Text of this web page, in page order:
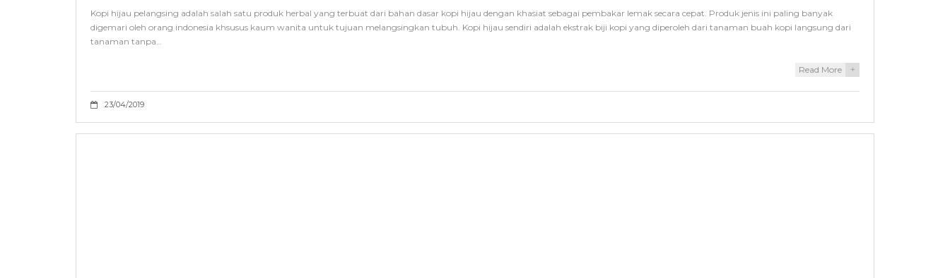
Kopi hijau pelangsing adalah salah satu produk herbal yang terbuat dari bahan dasar kopi hijau dengan khasiat sebagai pembakar lemak secara cepat. Produk jenis ini paling banyak
digemari oleh orang indonesia khsusus kaum wanita untuk tujuan melangsingkan tubuh. Kopi hijau sendiri adalah ekstrak biji kopi yang diperoleh dari tanaman buah kopi langsung dari
tanaman tanpa…
Read More +
23/04/2019